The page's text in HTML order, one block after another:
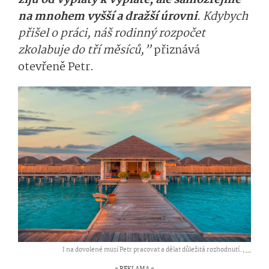
na mnohem vyšší a dražší úrovni. Kdybych
přišel o práci, náš rodinný rozpočet
zkolabuje do tří měsíců,”přiznává
otevřeně Petr.
I na dovolené musí Petr pracovat a dělat důležitá rozhodnutí. ,...